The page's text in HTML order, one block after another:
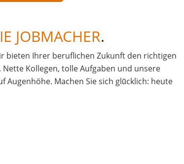
JOBMACHER.
bieten Ihrer beruflichen Zukunft den richtigen
Kollegen, tolle Aufgaben und unsere
Augenhöhe. Machen Sie sich glü̈cklich: heute